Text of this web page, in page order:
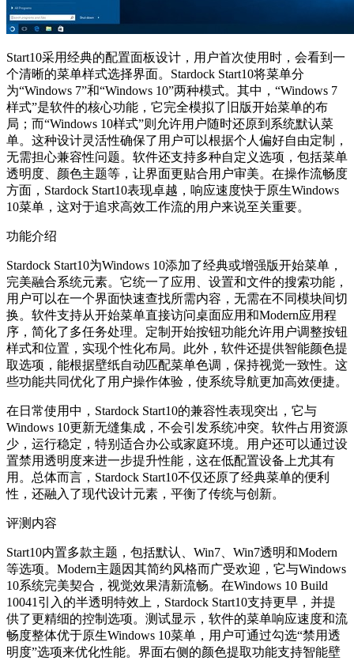
Start10采用经典的配置面板设计，用户首次使用时，会看到一
个清晰的菜单样式选择界面。Stardock Start10将菜单分
为“Windows 7”和“Windows 10”两种模式。其中，“Windows 7
样式”是软件的核心功能，它完全模拟了旧版开始菜单的布
局；而“Windows 10样式”则允许用户随时还原到系统默认菜
单。这种设计灵活性确保了用户可以根据个人偏好自由定制，
无需担心兼容性问题。软件还支持多种自定义选项，包括菜单
透明度、颜色主题等，让界面更贴合用户审美。在操作流畅度
方面，Stardock Start10表现卓越，响应速度快于原生Windows
10菜单，这对于追求高效工作流的用户来说至关重要。
功能介绍
Stardock Start10为Windows 10添加了经典或增强版开始菜单，
完美融合系统元素。它统一了应用、设置和文件的搜索功能，
用户可以在一个界面快速查找所需内容，无需在不同模块间切
换。软件支持从开始菜单直接访问桌面应用和Modern应用程
序，简化了多任务处理。定制开始按钮功能允许用户调整按钮
样式和位置，实现个性化布局。此外，软件还提供智能颜色提
取选项，能根据壁纸自动匹配菜单色调，保持视觉一致性。这
些功能共同优化了用户操作体验，使系统导航更加高效便捷。
在日常使用中，Stardock Start10的兼容性表现突出，它与
Windows 10更新无缝集成，不会引发系统冲突。软件占用资源
少，运行稳定，特别适合办公或家庭环境。用户还可以通过设
置禁用透明度来进一步提升性能，这在低配置设备上尤其有
用。总体而言，Stardock Start10不仅还原了经典菜单的便利
性，还融入了现代设计元素，平衡了传统与创新。
评测内容
Start10内置多款主题，包括默认、Win7、Win7透明和Modern
等选项。Modern主题因其简约风格而广受欢迎，它与Windows
10系统完美契合，视觉效果清新流畅。在Windows 10 Build
10041引入的半透明特效上，Stardock Start10支持更早，并提
供了更精细的控制选项。测试显示，软件的菜单响应速度和流
畅度整体优于原生Windows 10菜单，用户可通过勾选“禁用透
明度”选项来优化性能。界面右侧的颜色提取功能支持智能壁